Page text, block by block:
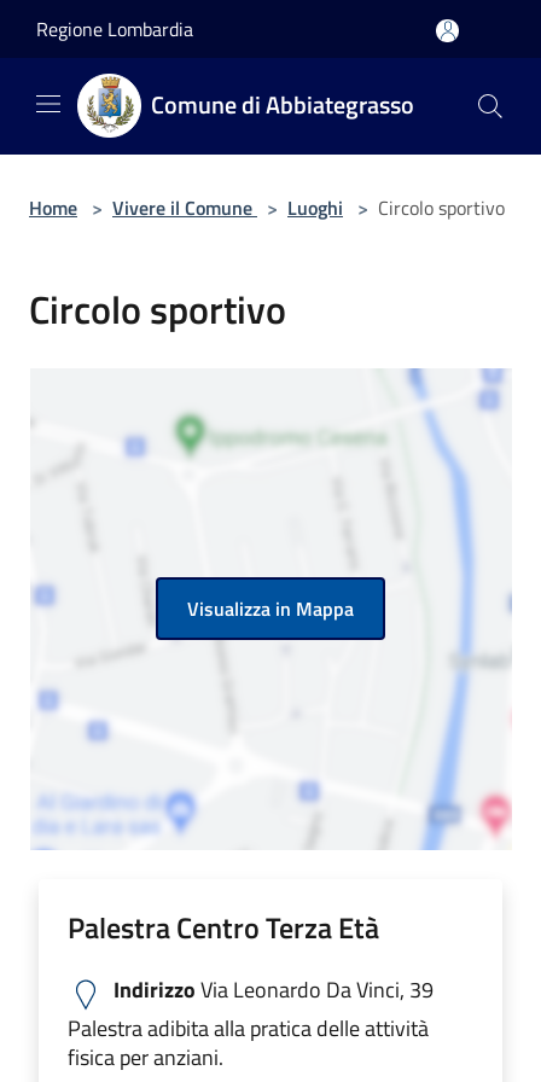
Regione Lombardia
Comune di Abbiategrasso
Home > Vivere il Comune > Luoghi > Circolo sportivo
Circolo sportivo
Visualizza in Mappa
Palestra Centro Terza Età
IndirizzoVia Leonardo Da Vinci, 39
Palestra adibita alla pratica delle attività
fisica per anziani.